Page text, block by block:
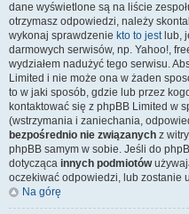
dane wyświetlone są na liście
otrzymasz odpowiedzi, należy
wykonaj sprawdzenie kto to jestlub,
darmowych serwisów, np. Yahoo!,
wydziałem nadużyć tego serwisu.
Limited i nie może ona w żaden
to w jaki sposób, gdzie lub przez
kontaktować się z phpBB Limited w
(wstrzymania i zaniechania,
bezpośrednio nie związanych z
phpBB samym w sobie. Jeśli do
dotycząca innych podmiotów
oczekiwać odpowiedzi, lub zostanie
Na górę